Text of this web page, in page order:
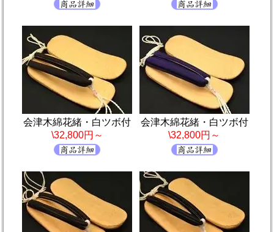
会津木綿花緒・白ツボ付
\32,800円～
会津木綿花緒・白ツボ付
\32,800円～